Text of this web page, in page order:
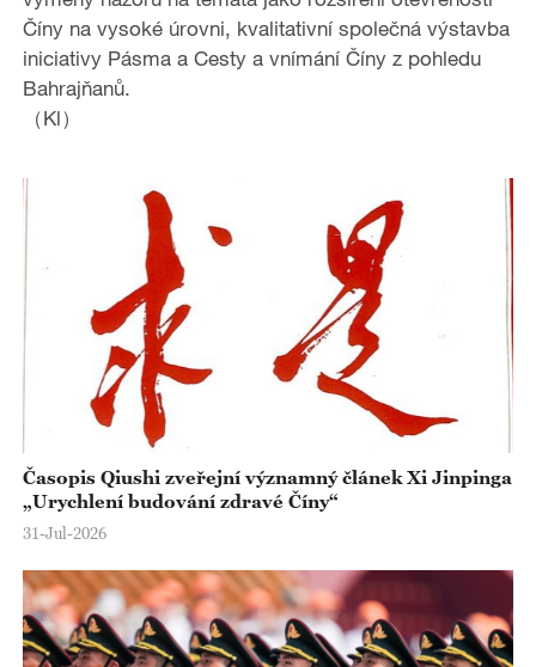
Číny na vysoké úrovni, kvalitativní společná výstavba
iniciativy Pásma a Cesty a vnímání Číny z pohledu
Bahrajňanů.
（Kl）
Časopis Qiushi zveřejní významný článek Xi Jinpinga
„Urychlení budování zdravé Číny“
31-Jul-2026